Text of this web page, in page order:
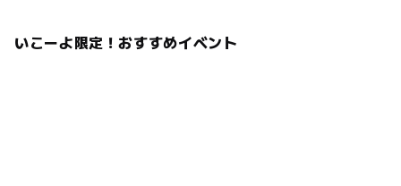
いこーよ限定！おすすめイベント